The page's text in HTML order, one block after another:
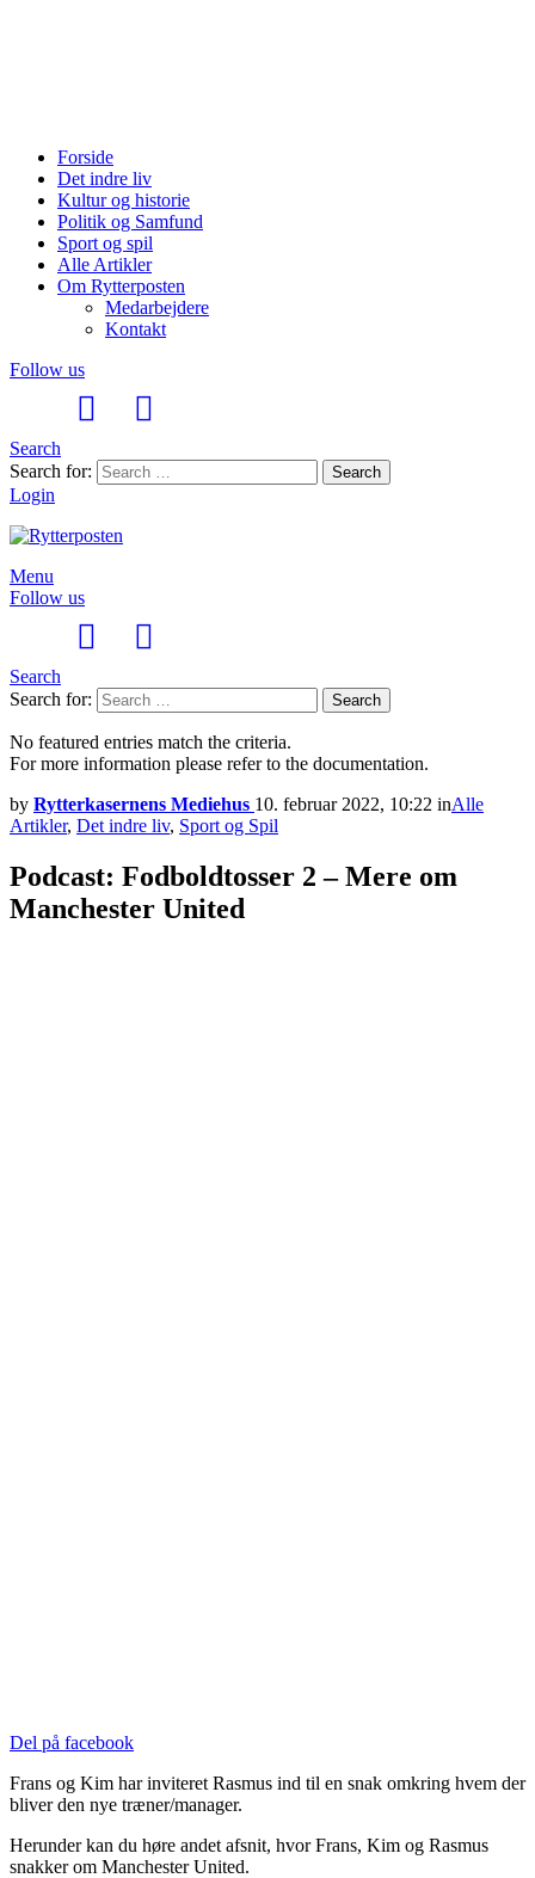
Forside
Det indre liv
Kultur og historie
Politik og Samfund
Sport og spil
Alle Artikler
Om Rytterposten
Medarbejdere
Kontakt
Follow us
Search
Search for:
Search
Login
Menu
Follow us
Search
Search for:
Search
No featured entries match the criteria.
For more information please refer to the documentation.
by Rytterkasernens Mediehus 10. februar 2022, 10:22 inAlle
Artikler, Det indre liv, Sport og Spil
Podcast: Fodboldtosser 2 – Mere om
Manchester United
Del på facebook
Frans og Kim har inviteret Rasmus ind til en snak omkring hvem der
bliver den nye træner/manager.
Herunder kan du høre andet afsnit, hvor Frans, Kim og Rasmus
snakker om Manchester United.